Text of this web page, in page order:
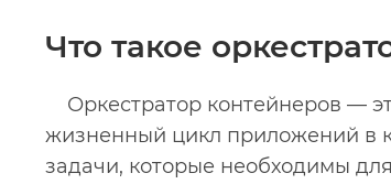
Что такое
Оркестратор контейнеров —
жизненный цикл приложений в
задачи, которые необходимы